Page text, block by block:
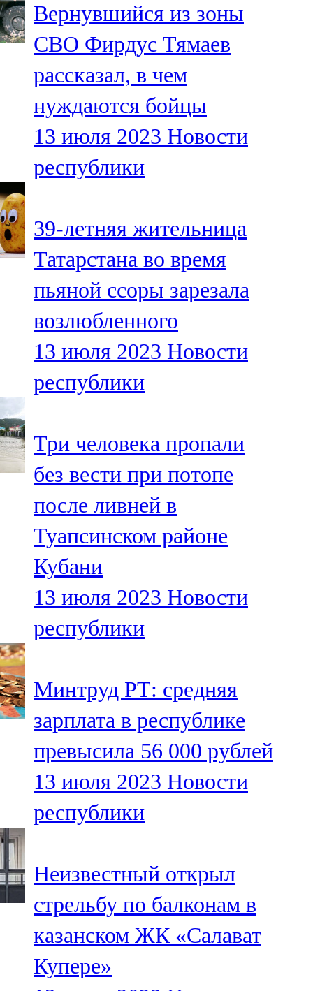
102,1 FM
Мамадыш
106,2 FM
Минзәлә
107,3 FM
Мөслим
Нурлат
104,7 FM
Олы Әтнә
71,42 FM
Сарман
107,8 FM
106,1 FM
Түбән Кама
102,6 FM
Чирмешән
107,7 FM
Чистай
103,0 FM
91,0 FM
Шәмәрдән
102,3 FM
Яңа чишмә
107,0 FM
105,5 FM
Вернувшийся из зоны
СВО Фирдус Тямаев
рассказал, в чем
нуждаются бойцы
13 июля 2023 Новости
республики
39-летняя жительница
Татарстана во время
пьяной ссоры зарезала
возлюбленного
13 июля 2023 Новости
республики
Три человека пропали
без вести при потопе
после ливней в
Туапсинском районе
Кубани
13 июля 2023 Новости
республики
Минтруд РТ: средняя
зарплата в республике
превысила 56 000 рублей
13 июля 2023 Новости
республики
Неизвестный открыл
стрельбу по балконам в
казанском ЖК «Салават
Купере»